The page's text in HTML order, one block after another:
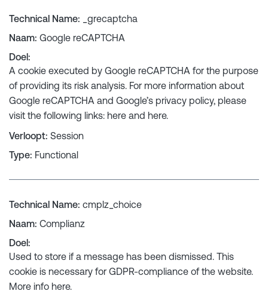
Technical Name:
_grecaptcha
Naam: Google reCAPTCHA
Doel:
A cookie executed by Google reCAPTCHA for the purpose
of providing its risk analysis. For more information about
Google reCAPTCHA and Google’s privacy policy, please
visit the following links: here and here.
Verloopt: Session
Type: Functional
Technical Name: cmplz_choice
Naam: Complianz
Doel:
Used to store if a message has been dismissed. This
cookie is necessary for GDPR-compliance of the website.
More info here.